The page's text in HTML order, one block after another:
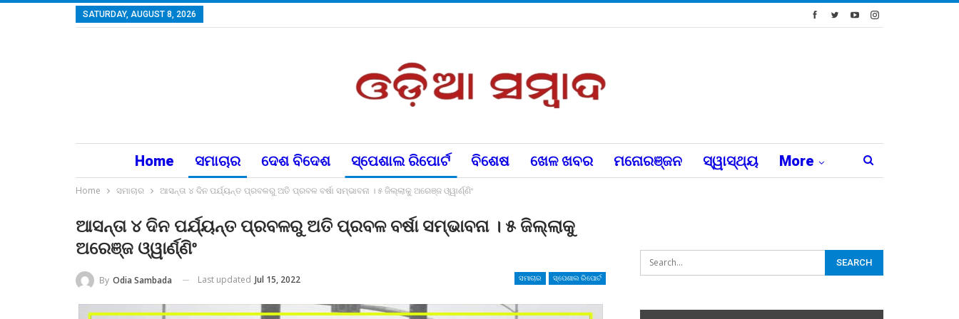
SATURDAY, AUGUST 8, 2026
Home ସମାଚାର ଦେଶ ବିଦେଶ ସ୍ପେଶାଲ ରିପୋର୍ଟ ବିଶେଷ ଖେଳ ଖବର ମନୋରଞ୍ଜନ ସ୍ୱାସ୍ଥ୍ୟ More
Home ସମାଚାର ଆସନ୍ତା ୪ ଦିନ ପର୍ଯ୍ୟନ୍ତ ପ୍ରବଳରୁ ଅତି ପ୍ରବଳ ବର୍ଷା ସମ୍ଭାବନା । ୫ ଜିଲ୍ଲାକୁ ଅରେଞ୍ଜ ଓ୍ୱାର୍ଣ୍ଣିଂ
ଆସନ୍ତା ୪ ଦିନ ପର୍ଯ୍ୟନ୍ତ ପ୍ରବଳରୁ ଅତି ପ୍ରବଳ ବର୍ଷା ସମ୍ଭାବନା । ୫ ଜିଲ୍ଲାକୁ
ଅରେଞ୍ଜ ଓ୍ୱାର୍ଣ୍ଣିଂ
ସମାଚାର ସ୍ପେଶାଲ ରିପୋର୍ଟ
By Odia Sambada Last updated Jul 15, 2022